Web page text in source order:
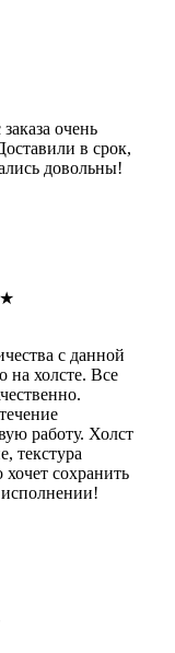
очень
в срок,
довольны!
★
с данной
на холсте. Все
работу. Холст
текстура
сохранить